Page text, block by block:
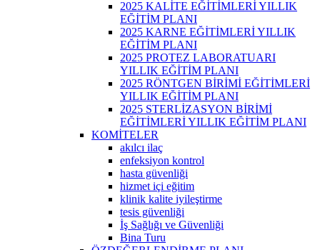
2025 KALİTE EĞİTİMLERİ YILLIK
EĞİTİM PLANI
2025 KARNE EĞİTİMLERİ YILLIK
EĞİTİM PLANI
2025 PROTEZ LABORATUARI
YILLIK EĞİTİM PLANI
2025 RÖNTGEN BİRİMİ EĞİTİMLERİ
YILLIK EĞİTİM PLANI
2025 STERLİZASYON BİRİMİ
EĞİTİMLERİ YILLIK EĞİTİM PLANI
KOMİTELER
akılcı ilaç
enfeksiyon kontrol
hasta güvenliği
hizmet içi eğitim
klinik kalite iyileştirme
tesis güvenliği
İş Sağlığı ve Güvenliği
Bina Turu